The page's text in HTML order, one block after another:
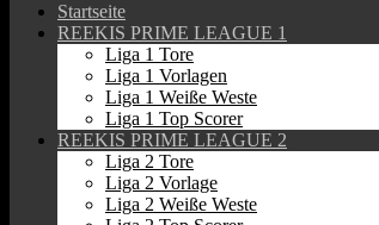
Startseite
REEKIS PRIME LEAGUE 1
Liga 1 Tore
Liga 1 Vorlagen
Liga 1 Weiße Weste
Liga 1 Top Scorer
REEKIS PRIME LEAGUE 2
Liga 2 Tore
Liga 2 Vorlage
Liga 2 Weiße Weste